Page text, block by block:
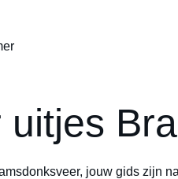
jouw gids zijn